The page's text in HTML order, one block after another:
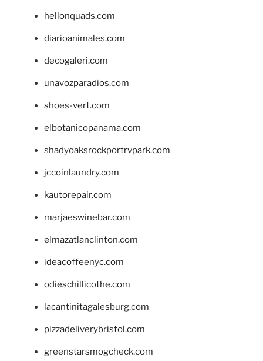
hellonquads.com
diarioanimales.com
decogaleri.com
unavozparadios.com
shoes-vert.com
elbotanicopanama.com
shadyoaksrockportrvpark.com
jccoinlaundry.com
kautorepair.com
marjaeswinebar.com
elmazatlanclinton.com
ideacoffeenyc.com
odieschillicothe.com
lacantinitagalesburg.com
pizzadeliverybristol.com
greenstarsmogcheck.com